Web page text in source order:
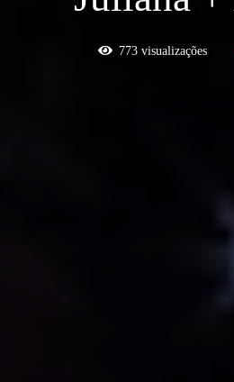
773visualizações